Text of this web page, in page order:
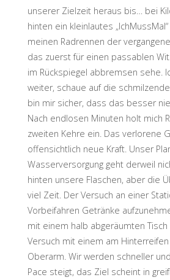
unserer Zielzeit heraus bis… bei
hinten ein kleinlautes
meinen Radrennen der
das zuerst für einen passablen
im Rückspiegel abbremsen sehe.
weiter, schaue auf die
bin mir sicher, dass das besser
Nach endlosen Minuten holt mich
zweiten Kehre ein. Das verlorene
offensichtlich neue Kraft. Unser
Wasserversorgung geht derweil
hinten unsere Flaschen, aber die
viel Zeit. Der Versuch an einer
Vorbeifahren Getränke
mit einem halb abgeräumten
Versuch mit einem am
Oberarm. Wir werden schneller
Pace steigt, das Ziel scheint in